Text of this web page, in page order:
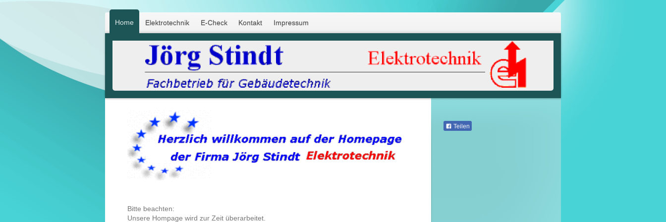
Home Elektrotechnik E-Check Kontakt Impressum
Bitte beachten:
Unsere Hompage wird zur Zeit überarbeitet.
Teilen